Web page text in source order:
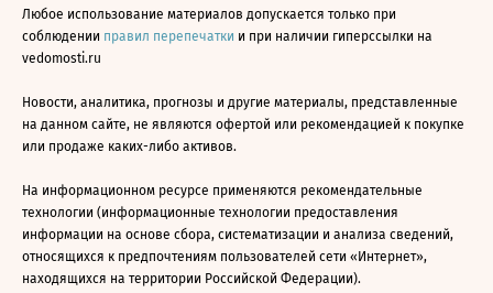
Любое использование материалов допускается только при
соблюдении правил перепечатки и при наличии гиперссылки на
vedomosti.ru
Новости, аналитика, прогнозы и другие материалы, представленные
на данном сайте, не являются офертой или рекомендацией к покупке
или продаже каких-либо активов.
На информационном ресурсе применяются рекомендательные
технологии (информационные технологии предоставления
информации на основе сбора, систематизации и анализа сведений,
относящихся к предпочтениям пользователей сети «Интернет»,
находящихся на территории Российской Федерации).